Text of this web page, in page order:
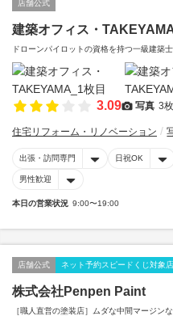
店舗公式
建築オフィス・
ドローンパイロットの資格を持つ一級建築
3.09 写真 3枚
住宅リフォーム・リノベーション
出張・訪問専門 日祝OK
男性歓迎
本日の営業状況 9:00〜19:00
店舗公式 ネット予約スピードくじ対象店
株式会社Penpen Paint
［職人直営の塗装店］ムダな中間マージン